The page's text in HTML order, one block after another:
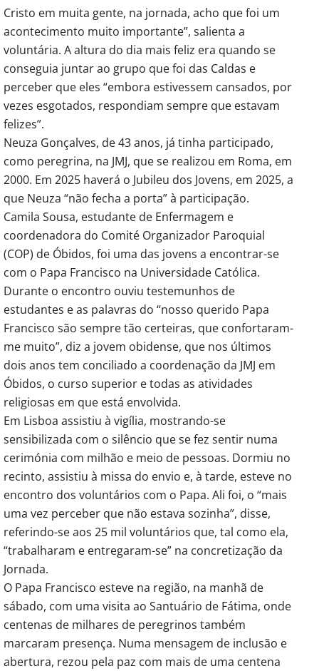
Cristo em muita gente, na jornada, acho que foi um
acontecimento muito importante”, salienta a
voluntária. A altura do dia mais feliz era quando se
conseguia juntar ao grupo que foi das Caldas e
perceber que eles “embora estivessem cansados, por
vezes esgotados, respondiam sempre que estavam
felizes”.
Neuza Gonçalves, de 43 anos, já tinha participado,
como peregrina, na JMJ, que se realizou em Roma, em
2000. Em 2025 haverá o Jubileu dos Jovens, em 2025, a
que Neuza “não fecha a porta” à participação.
Camila Sousa, estudante de Enfermagem e
coordenadora do Comité Organizador Paroquial
(COP) de Óbidos, foi uma das jovens a encontrar-se
com o Papa Francisco na Universidade Católica.
Durante o encontro ouviu testemunhos de
estudantes e as palavras do “nosso querido Papa
Francisco são sempre tão certeiras, que confortaram-
me muito”, diz a jovem obidense, que nos últimos
dois anos tem conciliado a coordenação da JMJ em
Óbidos, o curso superior e todas as atividades
religiosas em que está envolvida.
Em Lisboa assistiu à vigília, mostrando-se
sensibilizada com o silêncio que se fez sentir numa
cerimónia com milhão e meio de pessoas. Dormiu no
recinto, assistiu à missa do envio e, à tarde, esteve no
encontro dos voluntários com o Papa. Ali foi, o “mais
uma vez perceber que não estava sozinha”, disse,
referindo-se aos 25 mil voluntários que, tal como ela,
“trabalharam e entregaram-se” na concretização da
Jornada.
O Papa Francisco esteve na região, na manhã de
sábado, com uma visita ao Santuário de Fátima, onde
centenas de milhares de peregrinos também
marcaram presença. Numa mensagem de inclusão e
abertura, rezou pela paz com mais de uma centena